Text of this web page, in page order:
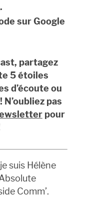
.
sur Google
partagez
5 étoiles
d’écoute ou
pas
pour
suis Hélène
Comm’.